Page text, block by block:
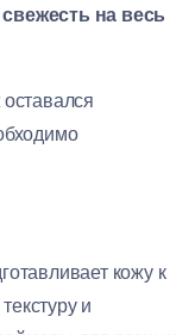
на весь
оставался
кожу к
и